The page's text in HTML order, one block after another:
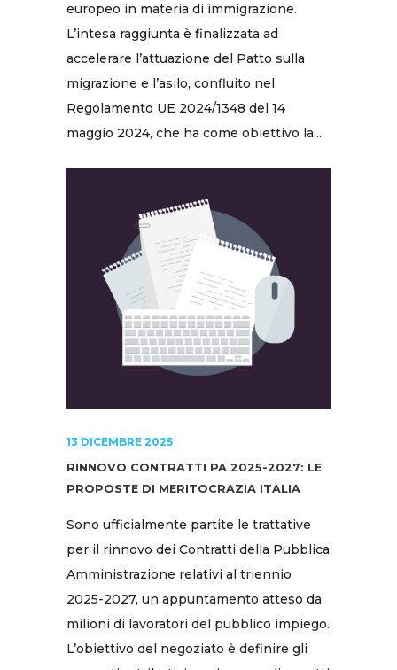
europeo in materia di immigrazione.
L’intesa raggiunta è finalizzata ad
accelerare l’attuazione del Patto sulla
migrazione e l’asilo, confluito nel
Regolamento UE 2024/1348 del 14
maggio 2024, che ha come obiettivo la...
13 DICEMBRE 2025
RINNOVO CONTRATTI PA 2025-2027: LE
PROPOSTE DI MERITOCRAZIA ITALIA
Sono ufficialmente partite le trattative
per il rinnovo dei Contratti della Pubblica
Amministrazione relativi al triennio
2025-2027, un appuntamento atteso da
milioni di lavoratori del pubblico impiego.
L’obiettivo del negoziato è definire gli